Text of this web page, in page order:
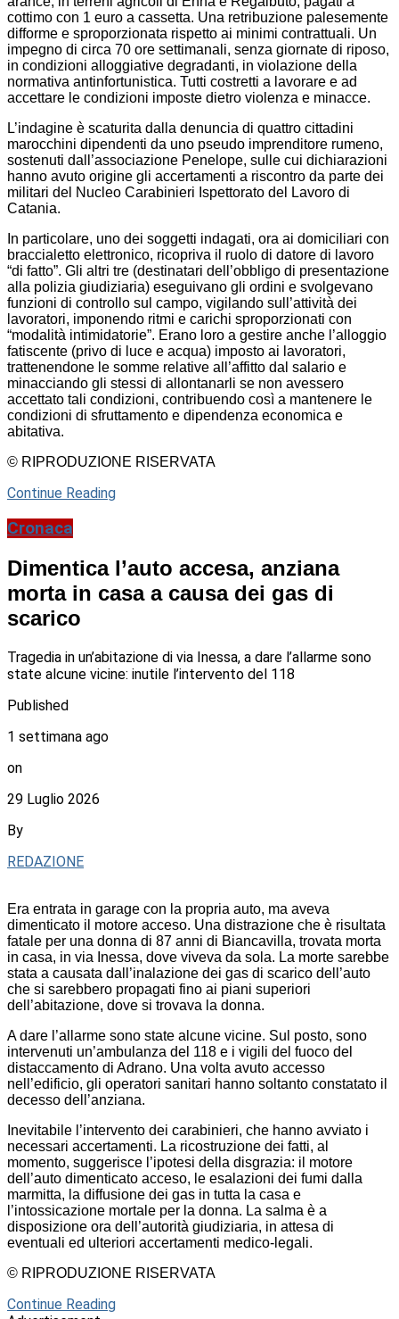
cottimo con 1 euro a cassetta. Una retribuzione palesemente
difforme e sproporzionata rispetto ai minimi contrattuali. Un
impegno di circa 70 ore settimanali, senza giornate di riposo,
in condizioni alloggiative degradanti, in violazione della
normativa antinfortunistica. Tutti costretti a lavorare e ad
accettare le condizioni imposte dietro violenza e minacce.
L’indagine è scaturita dalla denuncia di quattro cittadini
marocchini dipendenti da uno pseudo imprenditore rumeno,
sostenuti dall’associazione Penelope, sulle cui dichiarazioni
hanno avuto origine gli accertamenti a riscontro da parte dei
militari del Nucleo Carabinieri Ispettorato del Lavoro di
Catania.
In particolare, uno dei soggetti indagati, ora ai domiciliari con
braccialetto elettronico, ricopriva il ruolo di datore di lavoro
“di fatto”. Gli altri tre (destinatari dell’obbligo di presentazione
alla polizia giudiziaria) eseguivano gli ordini e svolgevano
funzioni di controllo sul campo, vigilando sull’attività dei
lavoratori, imponendo ritmi e carichi sproporzionati con
“modalità intimidatorie”. Erano loro a gestire anche l’alloggio
fatiscente (privo di luce e acqua) imposto ai lavoratori,
trattenendone le somme relative all’affitto dal salario e
minacciando gli stessi di allontanarli se non avessero
accettato tali condizioni, contribuendo così a mantenere le
condizioni di sfruttamento e dipendenza economica e
abitativa.
© RIPRODUZIONE RISERVATA
Continue Reading
Cronaca
Dimentica l’auto accesa, anziana
morta in casa a causa dei gas di
scarico
Tragedia in un’abitazione di via Inessa, a dare l’allarme sono
state alcune vicine: inutile l’intervento del 118
Published
1 settimana ago
on
29 Luglio 2026
By
REDAZIONE
Era entrata in garage con la propria auto, ma aveva
dimenticato il motore acceso. Una distrazione che è risultata
fatale per una donna di 87 anni di Biancavilla, trovata morta
in casa, in via Inessa, dove viveva da sola. La morte sarebbe
stata a causata dall’inalazione dei gas di scarico dell’auto
che si sarebbero propagati fino ai piani superiori
dell’abitazione, dove si trovava la donna.
A dare l’allarme sono state alcune vicine. Sul posto, sono
intervenuti un’ambulanza del 118 e i vigili del fuoco del
distaccamento di Adrano. Una volta avuto accesso
nell’edificio, gli operatori sanitari hanno soltanto constatato il
decesso dell’anziana.
Inevitabile l’intervento dei carabinieri, che hanno avviato i
necessari accertamenti. La ricostruzione dei fatti, al
momento, suggerisce l’ipotesi della disgrazia: il motore
dell’auto dimenticato acceso, le esalazioni dei fumi dalla
marmitta, la diffusione dei gas in tutta la casa e
l’intossicazione mortale per la donna. La salma è a
disposizione ora dell’autorità giudiziaria, in attesa di
eventuali ed ulteriori accertamenti medico-legali.
© RIPRODUZIONE RISERVATA
Continue Reading